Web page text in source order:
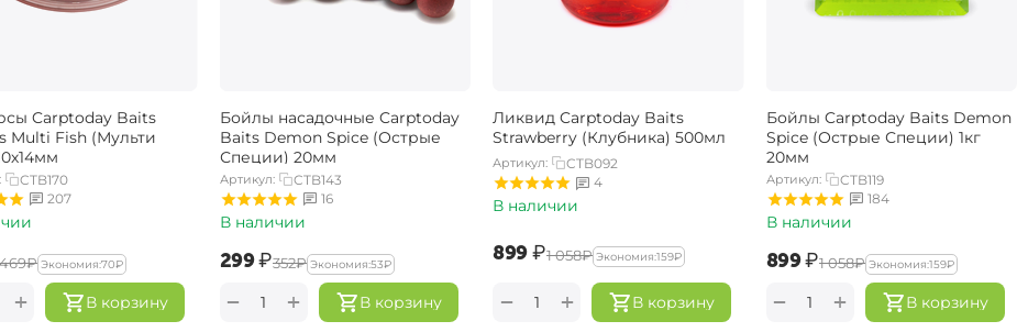
Carptoday Baits
Multi Fish (Мульти
CTB170
207
‍469‍₽ Экономия:‍70‍₽
В корзину
+
Бойлы насадочные Carptoday
Baits Demon Spice (Острые
Специи) 20мм
Артикул:
CTB143
16
В наличии
‍299‍₽‍352‍₽ Экономия:‍53‍₽
В корзину
+
−
Ликвид Carptoday Baits
Strawberry (Клубника) 500мл
Артикул:
CTB092
4
В наличии
‍899‍₽‍1 058‍₽ Экономия:‍159‍₽
В корзину
+
−
Бойлы Carptoday Baits Demon
Spice (Острые Специи) 1кг
20мм
Артикул:
CTB119
184
В наличии
‍899‍₽‍1 058‍₽ Экономия:‍159‍₽
В корзину
+
−